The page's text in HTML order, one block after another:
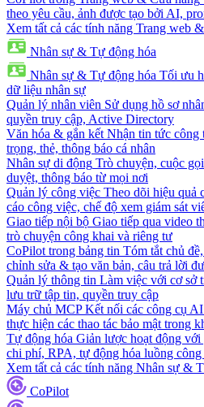
theo yêu cầu, ảnh được tạo bởi AI,
Xem tất cả các tính năng Trang web
Nhân sự & Tự động hóa
Nhân sự & Tự động hóa Tối ưu
dữ liệu nhân sự
Quản lý nhân viên Sử dụng hồ sơ
quyền truy cập, Active Directory
Văn hóa & gắn kết Nhận tin tức công
trọng, thẻ, thông báo cá nhân
Nhân sự di động Trò chuyện, cuộc
duyệt, thông báo từ mọi nơi
Quản lý công việc Theo dõi hiệu quả
cáo công việc, chế độ xem giám sát
Giao tiếp nội bộ Giao tiếp qua video
trò chuyện công khai và riêng tư
CoPilot trong bảng tin Tóm tắt chủ
chỉnh sửa & tạo văn bản, câu trả lời
Quản lý thông tin Làm việc với cơ sở
lưu trữ tập tin, quyền truy cập
Máy chủ MCP Kết nối các công cụ
thực hiện các thao tác bảo mật trong
Tự động hóa Giản lược hoạt động với
chi phí, RPA, tự động hóa luồng
Xem tất cả các tính năng Nhân sự &
CoPilot